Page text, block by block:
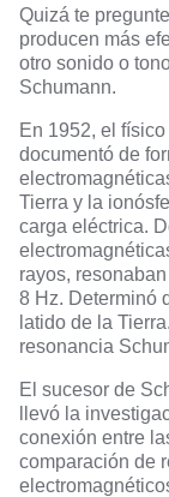
Quizá te
producen más
otro sonido o
Schumann.
En 1952, el
documentó de
Tierra y la
carga eléctrica.
rayos,
8 Hz. Determinó
latido de la
resonancia
El sucesor de
llevó la
conexión entre
comparación de